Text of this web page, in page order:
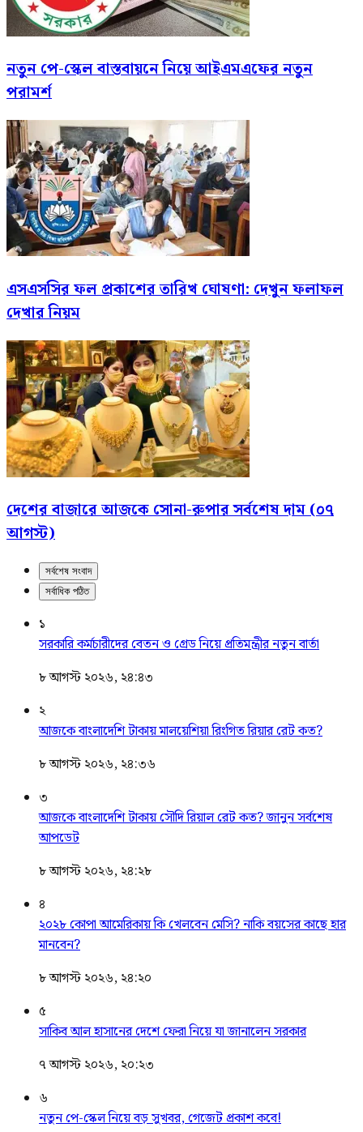
নতুন পে-স্কেল বাস্তবায়নে নিয়ে আইএমএফের নতুন
পরামর্শ
এসএসসির ফল প্রকাশের তারিখ ঘোষণা: দেখুন ফলাফল
দেখার নিয়ম
দেশের বাজারে আজকে সোনা-রুপার সর্বশেষ দাম (০৭
আগস্ট)
সর্বশেষ সংবাদ
সর্বাধিক পঠিত
১
সরকারি কর্মচারীদের বেতন ও গ্রেড নিয়ে প্রতিমন্ত্রীর নতুন বার্তা
৮ আগস্ট ২০২৬, ২৪:৪৩
২
আজকে বাংলাদেশি টাকায় মালয়েশিয়া রিংগিত রিয়ার রেট কত?
৮ আগস্ট ২০২৬, ২৪:৩৬
৩
আজকে বাংলাদেশি টাকায় সৌদি রিয়াল রেট কত? জানুন সর্বশেষ
আপডেট
৮ আগস্ট ২০২৬, ২৪:২৮
৪
২০২৮ কোপা আমেরিকায় কি খেলবেন মেসি? নাকি বয়সের কাছে হার
মানবেন?
৮ আগস্ট ২০২৬, ২৪:২০
৫
সাকিব আল হাসানের দেশে ফেরা নিয়ে যা জানালেন সরকার
৭ আগস্ট ২০২৬, ২০:২৩
৬
নতুন পে-স্কেল নিয়ে বড় সুখবর, গেজেট প্রকাশ কবে!